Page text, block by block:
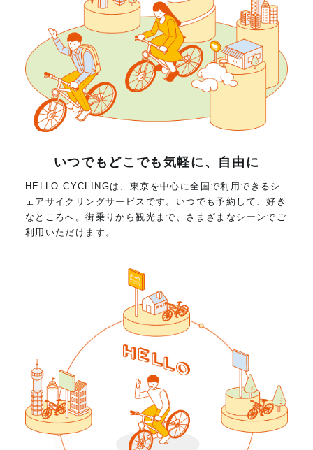
いつでもどこでも気軽に、自由に
HELLO CYCLINGは、東京を中心に全国で利用できるシ
ェアサイクリングサービスです。いつでも予約して、好き
なところへ。街乗りから観光まで、さまざまなシーンでご
利用いただけます。